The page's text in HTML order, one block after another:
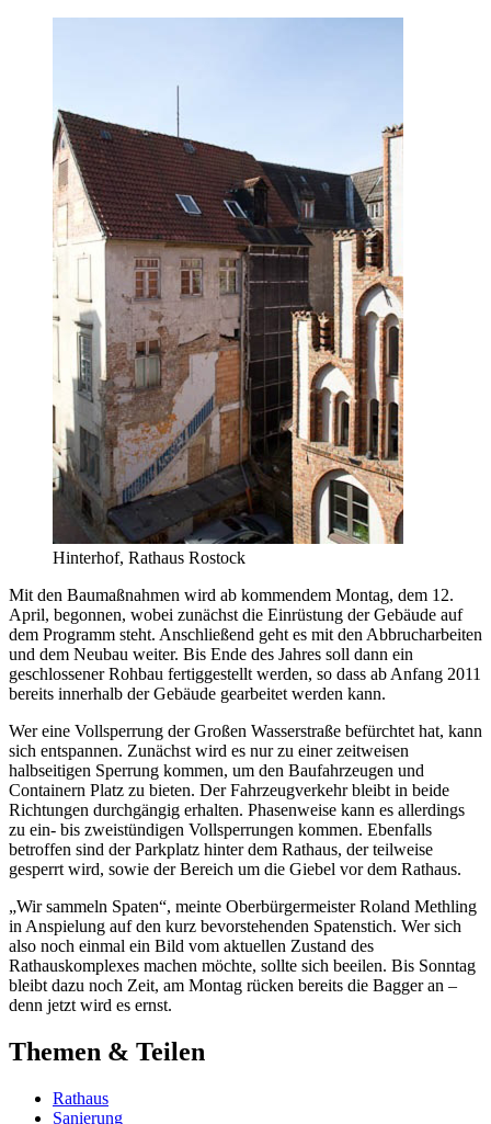
Hinterhof, Rathaus Rostock
Mit den Baumaßnahmen wird ab kommendem Montag, dem 12.
April, begonnen, wobei zunächst die Einrüstung der Gebäude auf
dem Programm steht. Anschließend geht es mit den Abbrucharbeiten
und dem Neubau weiter. Bis Ende des Jahres soll dann ein
geschlossener Rohbau fertiggestellt werden, so dass ab Anfang 2011
bereits innerhalb der Gebäude gearbeitet werden kann.
Wer eine Vollsperrung der Großen Wasserstraße befürchtet hat, kann
sich entspannen. Zunächst wird es nur zu einer zeitweisen
halbseitigen Sperrung kommen, um den Baufahrzeugen und
Containern Platz zu bieten. Der Fahrzeugverkehr bleibt in beide
Richtungen durchgängig erhalten. Phasenweise kann es allerdings
zu ein- bis zweistündigen Vollsperrungen kommen. Ebenfalls
betroffen sind der Parkplatz hinter dem Rathaus, der teilweise
gesperrt wird, sowie der Bereich um die Giebel vor dem Rathaus.
„Wir sammeln Spaten“, meinte Oberbürgermeister Roland Methling
in Anspielung auf den kurz bevorstehenden Spatenstich. Wer sich
also noch einmal ein Bild vom aktuellen Zustand des
Rathauskomplexes machen möchte, sollte sich beeilen. Bis Sonntag
bleibt dazu noch Zeit, am Montag rücken bereits die Bagger an –
denn jetzt wird es ernst.
Themen & Teilen
Rathaus
Sanierung